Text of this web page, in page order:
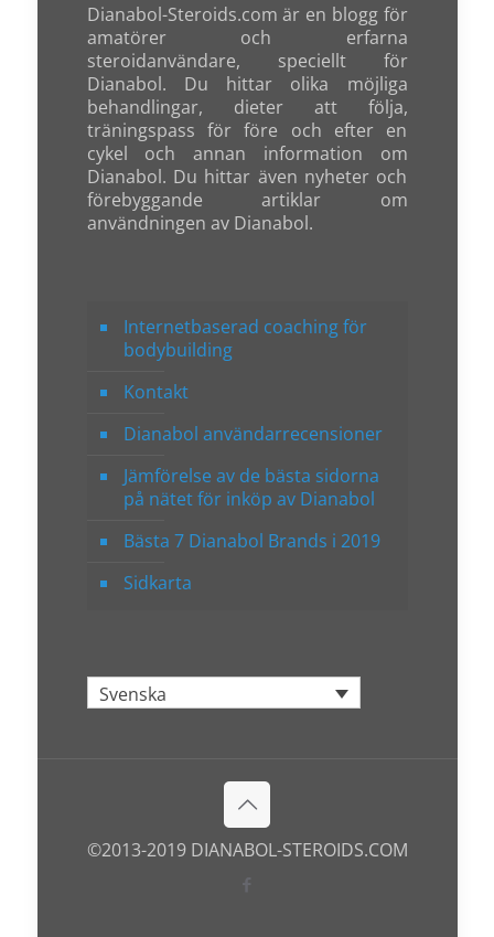
Dianabol-Steroids.com är en blogg för
amatörer och erfarna
steroidanvändare, speciellt för
Dianabol. Du hittar olika möjliga
behandlingar, dieter att följa,
träningspass för före och efter en
cykel och annan information om
Dianabol. Du hittar även nyheter och
förebyggande artiklar om
användningen av Dianabol.
Internetbaserad coaching för
bodybuilding
Kontakt
Dianabol användarrecensioner
Jämförelse av de bästa sidorna
på nätet för inköp av Dianabol
Bästa 7 Dianabol Brands i 2019
Sidkarta
Svenska
©2013-2019 DIANABOL-STEROIDS.COM